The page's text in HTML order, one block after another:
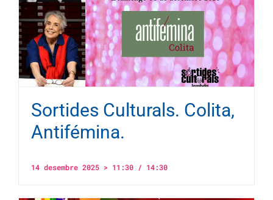
Sortides Culturals. Colita,
Antifémina.
14 desembre 2025 > 11:30/ 14:30